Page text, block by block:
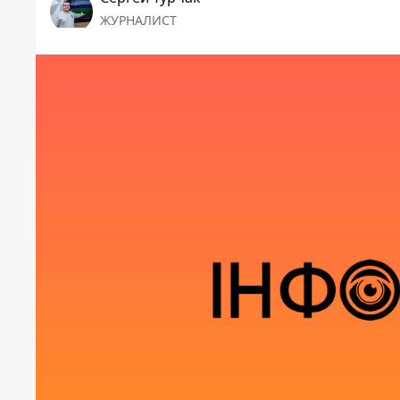
ЖУРНАЛИСТ